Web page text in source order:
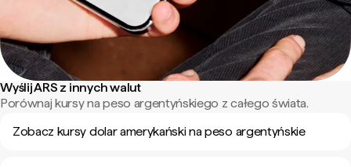
Wyślij ARS z innych walut
Porównaj kursy na peso argentyńskiego z całego świata.
Zobacz kursy dolar amerykański na peso argentyńskie